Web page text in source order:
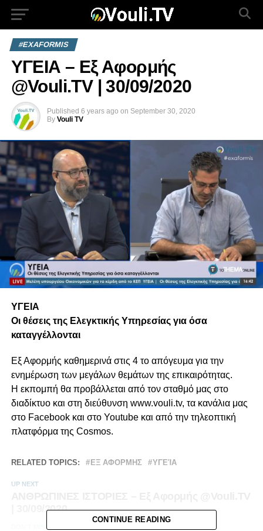
#EXAFORMIS
ΥΓΕΙΑ – Εξ Αφορμής
@Vouli.TV | 30/09/2020
Published 6 years ago on September 30, 2020
By Vouli TV
ΥΓΕΙΑ
Οι θέσεις της Ελεγκτικής Υπηρεσίας για όσα
καταγγέλλονται
Εξ Αφορμής καθημερινά στις 4 το απόγευμα για την
ενημέρωση των μεγάλων θεμάτων της επικαιρότητας.
Η εκπομπή θα προβάλλεται από τον σταθμό μας στο
διαδίκτυο και στη διεύθυνση www.vouli.tv, τα κανάλια μας
στο Facebook και στο Youtube και από την τηλεοπτική
πλατφόρμα της Cosmos.
RELATED TOPICS: ΕΞ ΑΦΟΡΜΗΣ ΥΓΕΊΑ
UP NEXT
| 30/09/2020
DON'T MISS
CONTINUE READING